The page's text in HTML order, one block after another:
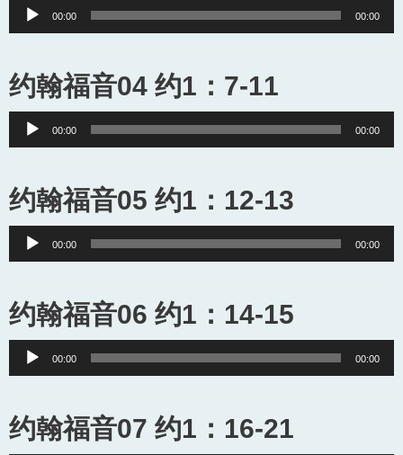
Audio
Player
00:00 00:00
约翰福音04 约1：7-11
Audio
Player
00:00 00:00
约翰福音05 约1：12-13
Audio
Player
00:00 00:00
约翰福音06 约1：14-15
Audio
Player
00:00 00:00
约翰福音07 约1：16-21